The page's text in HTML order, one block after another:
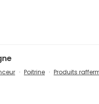
Poitrine Produits